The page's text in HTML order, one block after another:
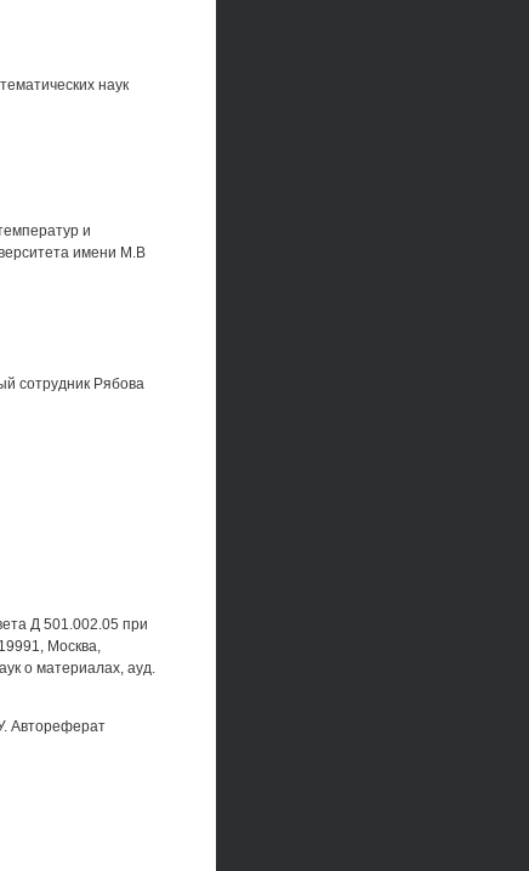
наук
и
имени М.В
сотрудник Рябова
Д 501.002.05 при
Москва,
о материалах, ауд.
Автореферат